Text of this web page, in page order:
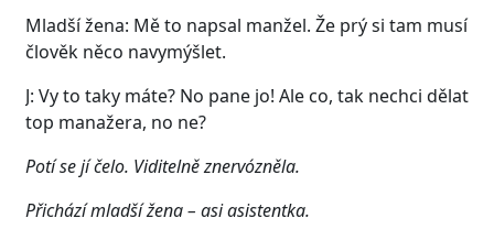
Mladší žena: Mě to napsal manžel. Že prý si tam musí
člověk něco navymýšlet.
J: Vy to taky máte? No pane jo! Ale co, tak nechci dělat
top manažera, no ne?
Potí se jí čelo. Viditelně znervózněla.
Přichází mladší žena – asi asistentka.